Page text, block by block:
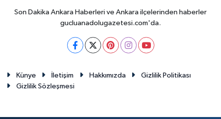
Son Dakika Ankara Haberleri ve Ankara ilçelerinden haberler
gucluanadolugazetesi.com'da.
Künye İletişim Hakkımızda
Gizlilik Politikası
Gizlilik Sözleşmesi